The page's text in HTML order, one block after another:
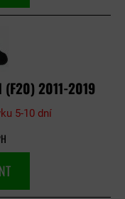
2011-2019
5-10 dní